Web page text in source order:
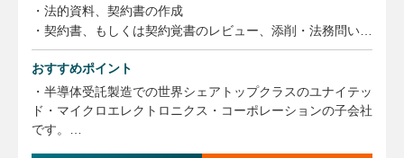
・法的資料、契約書の作成
・契約書、もしくは契約覚書のレビュー、添削・法務問い合
わせ記録と関連資料の検閲
・関連法規の関する法的アドバイスの提供
・会社規定の詳細な分析と検閲
・上司から指示されたその他コンプライアンス関連プロジェ
クトやタスクの処理
おすすめポイント
・半導体受託製造での世界シェアトップクラスのユナイテッ
ド・マイクロエレクトロニクス・コーポレーションの子会社
です。